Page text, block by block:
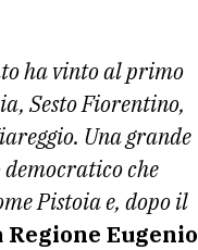
ha vinto al primo
Sesto Fiorentino,
Una grande
che
Pistoia e, dopo il
Eugenio